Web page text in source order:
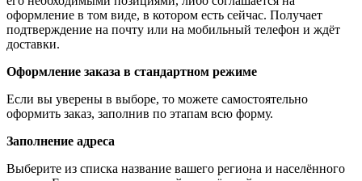
оформление в том виде, в котором есть сейчас. Получает
подтверждение на почту или на мобильный телефон и ждёт
доставки.
Оформление заказа в стандартном режиме
Если вы уверены в выборе, то можете самостоятельно
оформить заказ, заполнив по этапам всю форму.
Заполнение адреса
Выберите из списка название вашего региона и населённого